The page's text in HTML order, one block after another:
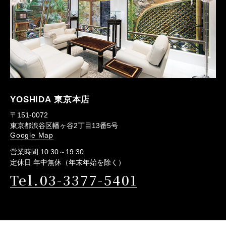
YOSHIDA 東京本店
〒151-0072
東京都渋谷区幡ヶ谷2丁目13番5号
Google Map
営業時間 10:30～19:30
定休日 年中無休（年末年始を除く）
Tel.03-3377-5401